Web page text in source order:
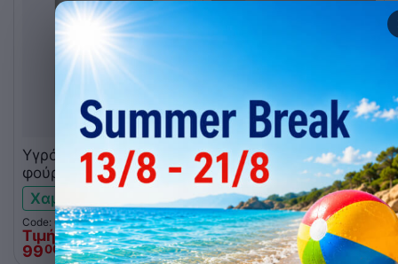
Υγρό απορρυπαντικό
φούρνων KOIPERRE
PLUS
Χαμηλό απόθεμα
Code: 046.0998
Τιμή Web
9900 €
Υγρό αφαλάτωσης
Rational 10L
Προ-παραγγελία
Code: 075.0123
Τιμή Web
6700 €